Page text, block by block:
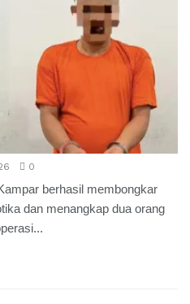
0
berhasil membongkar
dan menangkap dua orang